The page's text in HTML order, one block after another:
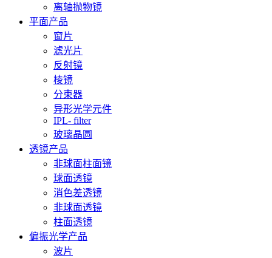
离轴抛物镜
平面产品
窗片
滤光片
反射镜
棱镜
分束器
异形光学元件
IPL- filter
玻璃晶圆
透镜产品
非球面柱面镜
球面透镜
消色差透镜
非球面透镜
柱面透镜
偏振光学产品
波片